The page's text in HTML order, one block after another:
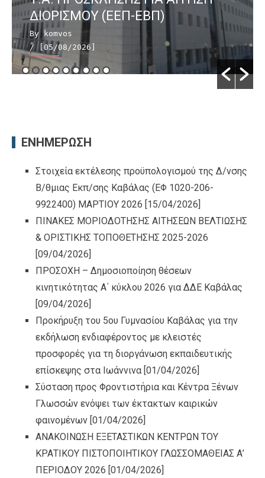
ΔΙΟΡΙΣΜΟΥ (ΕΕΠ-ΕΒΠ)
By komvos
/ [05/08/2026]
ΕΝΗΜΕΡΩΣΗ
Στοιχεία εκτέλεσης προϋπολογισμού της Δ/νσης
Β/θμιας Εκπ/σης Καβάλας (ΕΦ 1020-206-
9922400) ΜΑΡΤΙΟΥ 2026 [15/04/2026]
ΠΙΝΑΚΕΣ ΜΟΡΙΟΔΟΤΗΣΗΣ ΑΙΤΗΣΕΩΝ ΒΕΛΤΙΩΣΗΣ
& ΟΡΙΣΤΙΚΗΣ ΤΟΠΟΘΕΤΗΣΗΣ 2025-2026
[09/04/2026]
ΠΡΟΣΟΧΗ – Δημοσιοποίηση θέσεων
κινητικότητας Α΄ κύκλου 2026 για ΔΔΕ Καβάλας
[09/04/2026]
Προκήρυξη του 5ου Γυμνασίου Καβάλας για την
εκδήλωση ενδιαφέροντος με κλειστές
προσφορές για τη διοργάνωση εκπαιδευτικής
επίσκεψης στα Ιωάννινα [01/04/2026]
Σύσταση προς Φροντιστήρια και Κέντρα Ξένων
Γλωσσών ενόψει των έκτακτων καιρικών
φαινομένων [01/04/2026]
ΑΝΑΚΟΙΝΩΣΗ ΕΞΕΤΑΣΤΙΚΩΝ ΚΕΝΤΡΩΝ ΤΟΥ
ΚΡΑΤΙΚΟΥ ΠΙΣΤΟΠΟΙΗΤΙΚΟΥ ΓΛΩΣΣΟΜΑΘΕΙΑΣ Α’
ΠΕΡΙΟΔΟΥ 2026 [01/04/2026]